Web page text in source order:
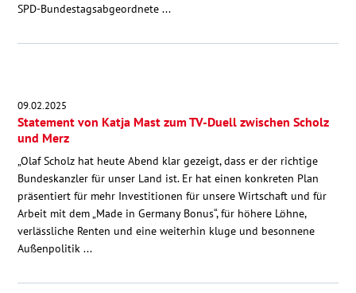
SPD-Bundestagsabgeordnete ...
09.02.2025
Statement von Katja Mast zum TV-Duell zwischen Scholz
und Merz
„Olaf Scholz hat heute Abend klar gezeigt, dass er der richtige
Bundeskanzler für unser Land ist. Er hat einen konkreten Plan
präsentiert für mehr Investitionen für unsere Wirtschaft und für
Arbeit mit dem „Made in Germany Bonus“, für höhere Löhne,
verlässliche Renten und eine weiterhin kluge und besonnene
Außenpolitik ...